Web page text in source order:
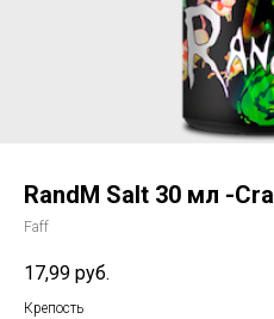
RandM Salt 30 мл -
Faff
17,99 руб.
Крепость